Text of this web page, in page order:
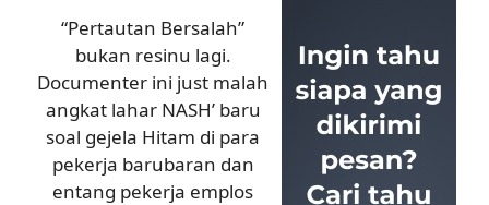
“Pertautan Bersalah”
bukan resinu lagi.
Documenter ini just malah
angkat lahar NASH’ baru
soal gejela Hitam di para
pekerja barubaran dan
entang pekerja emplos